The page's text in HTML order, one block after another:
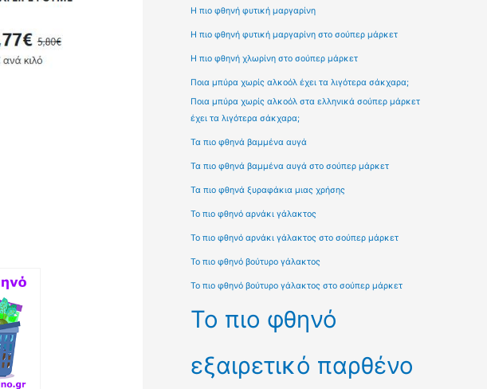
Η πιο φθηνή φυτική μαργαρίνη
Η πιο φθηνή φυτική μαργαρίνη στο σούπερ μάρκετ
Η πιο φθηνή χλωρίνη στο σούπερ μάρκετ
Ποια μπύρα χωρίς αλκοόλ έχει τα λιγότερα σάκχαρα;
Ποια μπύρα χωρίς αλκοόλ στα ελληνικά σούπερ μάρκετ
έχει τα λιγότερα σάκχαρα;
Τα πιο φθηνά βαμμένα αυγά
Τα πιο φθηνά βαμμένα αυγά στο σούπερ μάρκετ
Τα πιο φθηνά ξυραφάκια μιας χρήσης
Το πιο φθηνό αρνάκι γάλακτος
Το πιο φθηνό αρνάκι γάλακτος στο σούπερ μάρκετ
Το πιο φθηνό βούτυρο γάλακτος
Το πιο φθηνό βούτυρο γάλακτος στο σούπερ μάρκετ
Το πιο φθηνό
εξαιρετικό παρθένο